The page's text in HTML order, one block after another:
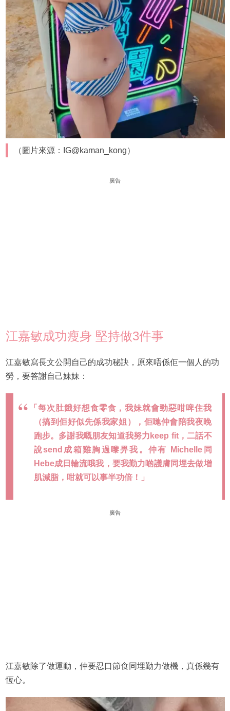
（圖片來源：IG@kaman_kong）
廣告
江嘉敏成功瘦身 堅持做3件事
江嘉敏寫長文公開自己的成功秘訣，原來唔係佢一個人的功
勞，要答謝自己妹妹：
「每次肚餓好想食零食，我妹就會勁惡咁啤住我
（搞到佢好似先係我家姐），佢哋仲會陪我夜晚
跑步。多謝我嘅朋友知道我努力keep fit，二話不
說send成箱雞胸過嚟畀我。仲有 Michelle同
Hebe成日輪流哦我，要我勤力啲護膚同埋去做增
肌減脂，咁就可以事半功倍！」
廣告
江嘉敏除了做運動，仲要忍口節食同埋勤力做機，真係幾有
恆心。